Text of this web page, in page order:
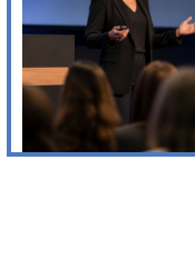
Live